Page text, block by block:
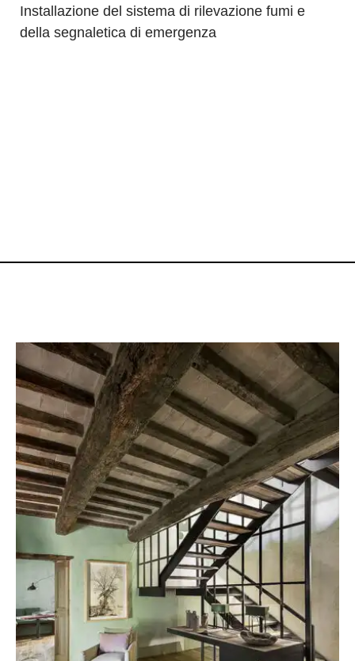
Installazione del sistema di rilevazione fumi e
della segnaletica di emergenza